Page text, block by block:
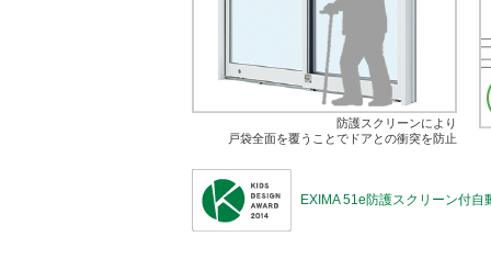
防護スクリーンにより
戸袋全面を覆うことでドアとの衝突を防止
EXIMA 51e防護スクリーン付